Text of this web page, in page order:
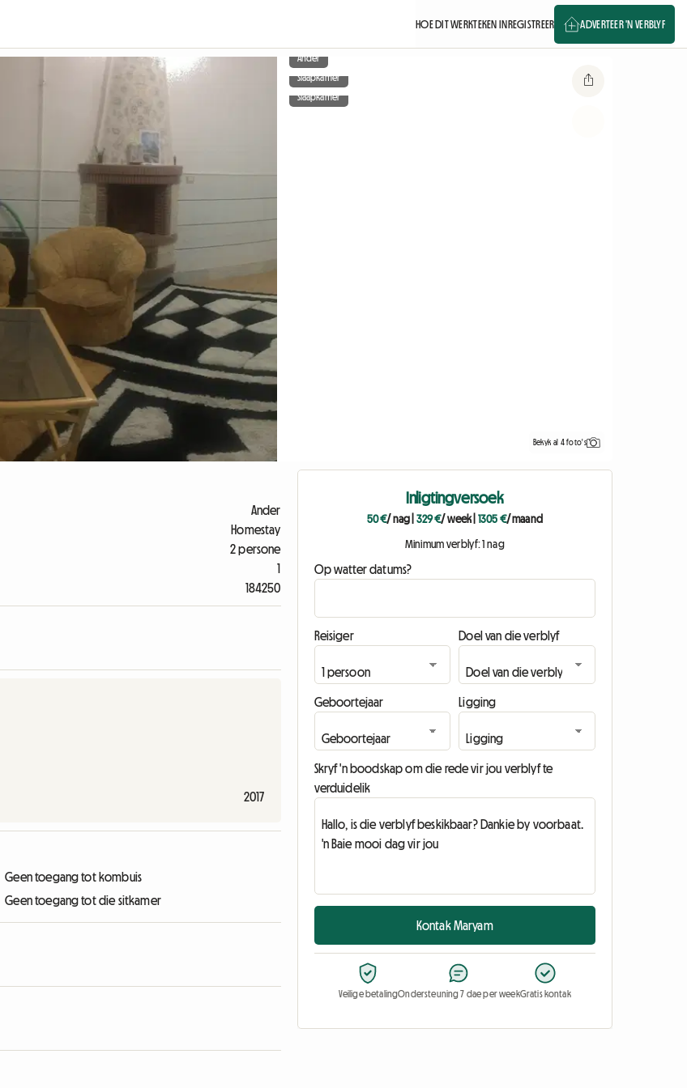
HOE DIT WERKTEKEN INREGISTREER ADVERTEER 'N VERBLYF
Ander
Slaapkamer
Slaapkamer
Bekyk al 4 foto's
Ander
Homestay
2 persone
1
184250
2017
Geen toegang tot kombuis
Geen toegang tot die sitkamer
Inligtingversoek
50 €/ nag 329 €/ week| 1305 €/ maand
Minimum verblyf: 1 nag
Op watter datums?
Reisiger Doel van die verblyf
Geboortejaar Ligging
Skryf 'n boodskap om die rede vir jou verblyf te
verduidelik
Kontak Maryam
Veilige betalingOndersteuning 7 dae per weekGratis kontak